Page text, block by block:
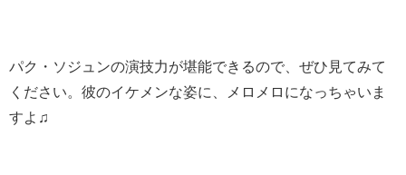
パク・ソジュンの演技力が堪能できるので、ぜひ見てみて
ください。彼のイケメンな姿に、メロメロになっちゃいま
すよ♫